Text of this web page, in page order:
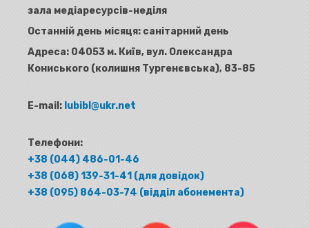
зала медіаресурсів-неділя
Останній день місяця: санітарний день
Адреса: 04053 м. Київ, вул. Олександра
Кониського (колишня Тургенєвська), 83-85
E-mail: lubibl@ukr.net
Телефони:
+38 (044) 486-01-46
+38 (068) 139-31-41 (для довідок)
+38 (095) 864-03-74 (відділ абонемента)